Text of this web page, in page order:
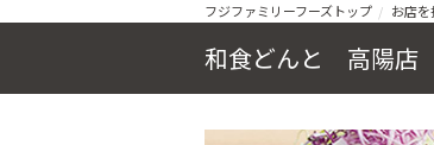
フジファミリーフーズトップ お店を
和食どんと 高陽店